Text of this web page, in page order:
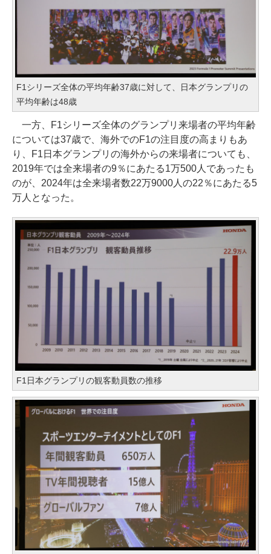
F1シリーズ全体の平均年齢37歳に対して、日本グランプリの
平均年齢は48歳
一方、F1シリーズ全体のグランプリ来場者の平均年齢
については37歳で、海外でのF1の注目度の高まりもあ
り、F1日本グランプリの海外からの来場者についても、
2019年では全来場者の9％にあたる1万500人であったも
のが、2024年は全来場者数22万9000人の22％にあたる5
万人となった。
F1日本グランプリの観客動員数の推移